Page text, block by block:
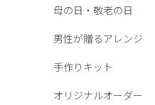
母の日・敬老の日
男性が贈るアレンジ
手作りキット
オリジナルオーダー